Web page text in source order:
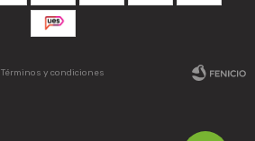
Términos y condiciones